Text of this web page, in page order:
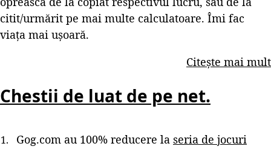
citit/urmărit pe mai multe calculatoare. Îmi fac
viața mai ușoară.
Citește mai mult
Chestii de luat de pe net.
Gog.com au 100% reducere la seria de jocuri